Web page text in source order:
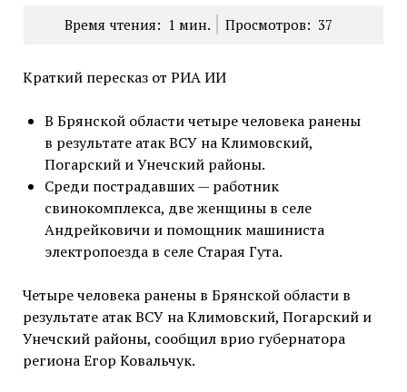
Время чтения: 1 мин. Просмотров: 37
Краткий пересказ от РИА ИИ
В Брянской области четыре человека ранены
в результате атак ВСУ на Климовский,
Погарский и Унечский районы.
Среди пострадавших — работник
свинокомплекса, две женщины в селе
Андрейковичи и помощник машиниста
электропоезда в селе Старая Гута.
Четыре человека ранены в Брянской области в
результате атак ВСУ на Климовский, Погарский и
Унечский районы, сообщил врио губернатора
региона Егор Ковальчук.